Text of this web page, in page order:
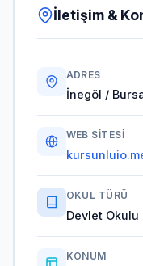
İletişim &
ADRES
İnegöl /
WEB SITESI
OKUL TÜRÜ
Devlet Okulu
KONUM